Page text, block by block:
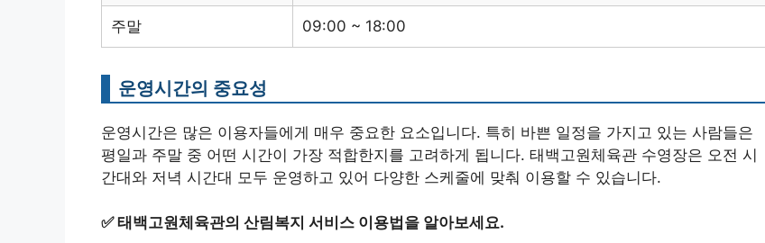
주말 09:00 ~ 18:00
운영시간의 중요성
운영시간은 많은 이용자들에게 매우 중요한 요소입니다. 특히 바쁜 일정을 가지고 있는 사람들은
평일과 주말 중 어떤 시간이 가장 적합한지를 고려하게 됩니다. 태백고원체육관 수영장은 오전 시
간대와 저녁 시간대 모두 운영하고 있어 다양한 스케줄에 맞춰 이용할 수 있습니다.
✅태백고원체육관의 산림복지 서비스 이용법을 알아보세요.